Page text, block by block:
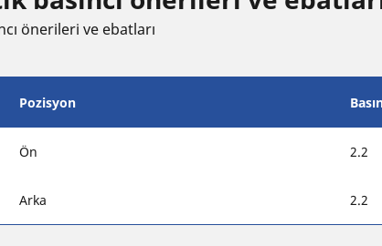
öneri̇leri̇ ve ebatları
Pozisyon
Ön 2.2
Arka 2.2